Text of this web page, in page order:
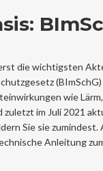
die wichtigsten
(BImSchG)
wie
im Juli 2021
Sie sie
Anleitung